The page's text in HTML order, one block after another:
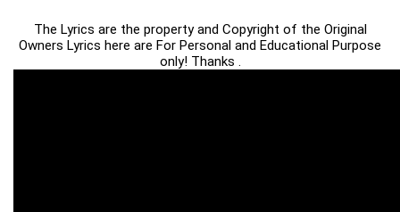
The Lyrics are the property and Copyright of the Original
Owners Lyrics here are For Personal and Educational Purpose
only! Thanks .